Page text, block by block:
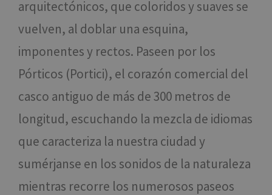
arquitectónicos, que coloridos y suaves se
vuelven, al doblar una esquina,
imponentes y rectos. Paseen por los
Pórticos (Portici), el corazón comercial del
casco antiguo de más de 300 metros de
longitud, escuchando la mezcla de idiomas
que caracteriza la nuestra ciudad y
sumérjanse en los sonidos de la naturaleza
mientras recorre los numerosos paseos